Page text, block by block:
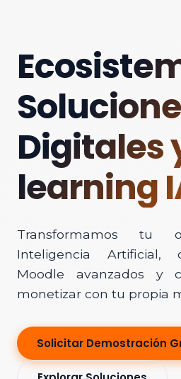
Digitales
learning
Transformamos tu
Inteligencia Artificial,
Moodle avanzados y
monetizar con tu propia
Solicitar Demostración